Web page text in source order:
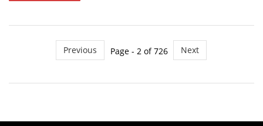
Previous Page - 2 of 726 Next